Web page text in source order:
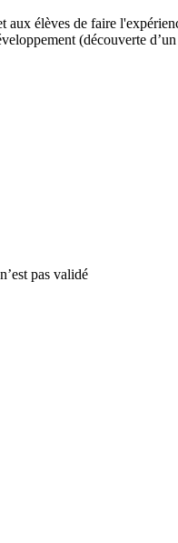
aux élèves de faire
(découverte d’un
pas validé